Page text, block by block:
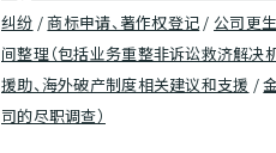
纠纷 /商标申请、著作权登记 / 公司更
间整理（包括业务重整非诉讼救济解决机
援助、海外破产制度相关建议和支援 /
司的尽职调查）